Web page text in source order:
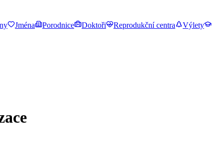
Jména Porodnice Doktoři Reprodukční centra
Výlety